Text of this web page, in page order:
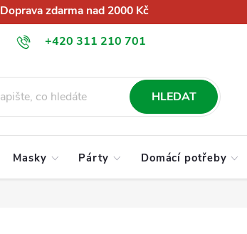
Doprava zdarma nad 2000 Kč
+420 311 210 701
info@globalkralupy.cz
Obchodní podmínky Podmínky ochrany osobních údajů
HLEDAT
Masky Párty Domácí potřeby